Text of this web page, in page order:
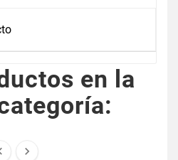
en la
